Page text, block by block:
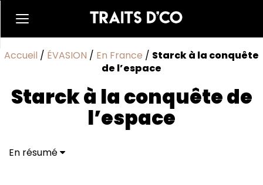
Accueil / ÉVASION / En France / Starck à la conquête
de l’espace
Starck à la conquête de
l’espace
En résumé